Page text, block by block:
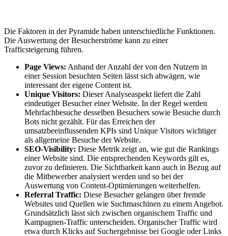
Die Faktoren in der Pyramide haben unterschiedliche Funktionen.
Die Auswertung der Besucherströme kann zu einer
Trafficsteigerung führen.
Page Views: Anhand der Anzahl der von den Nutzern in
einer Session besuchten Seiten lässt sich abwägen, wie
interessant der eigene Content ist.
Unique Visitors: Dieser Analyseaspekt liefert die Zahl
eindeutiger Besucher einer Website. In der Regel werden
Mehrfachbesuche desselben Besuchers sowie Besuche durch
Bots nicht gezählt. Für das Erreichen der
umsatzbeeinflussenden KPIs sind Unique Visitors wichtiger
als allgemeine Besuche der Website.
SEO-Visibility: Diese Metrik zeigt an, wie gut die Rankings
einer Website sind. Die entsprechenden Keywords gilt es,
zuvor zu definieren. Die Sichtbarkeit kann auch in Bezug auf
die Mitbewerber analysiert werden und so bei der
Auswertung von Content-Optimierungen weiterhelfen.
Referral Traffic: Diese Besucher gelangen über fremde
Websites und Quellen wie Suchmaschinen zu einem Angebot.
Grundsätzlich lässt sich zwischen organischem Traffic und
Kampagnen-Traffic unterscheiden. Organischer Traffic wird
etwa durch Klicks auf Suchergebnisse bei Google oder Links